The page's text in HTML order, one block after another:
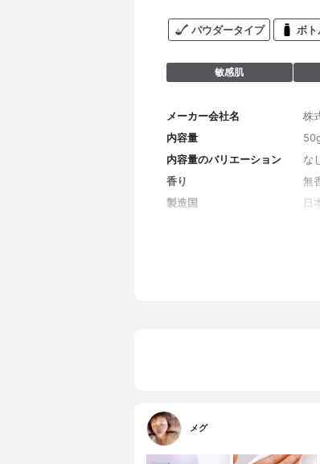
パウダータイプ ボ
敏感肌
メーカー会社名
株
内容量
内容量のバリエーション
な
香り
無
製造国
日
メグ